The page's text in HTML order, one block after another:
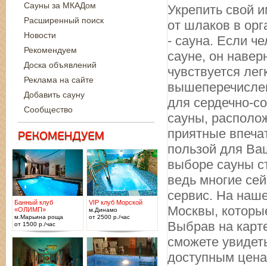
Укрепить свой
от шлаков в
- сауна. Если
сауне, он
чувствуется
для сердечно-
сауны,
приятные
пользой для
выборе сауны
ведь многие
сервис. На
Москвы,
Выбрав на
сможете
доступным
Сауны за МКАДом
Расширенный поиск
Новости
Рекомендуем
Доска объявлений
Реклама на сайте
Добавить сауну
Сообщество
Банный клуб
«ОЛИМП»
м.Марьина роща
от 1500 р./час
VIP клуб Морской
м.Динамо
от 2500 р./час